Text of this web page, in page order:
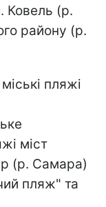
Ковель (р.
району (р.
міські пляжі
міст
(р. Самара)
пляж" та